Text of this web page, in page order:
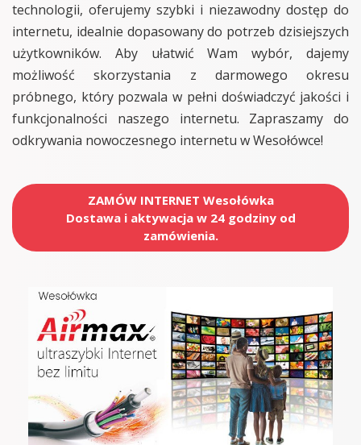
technologii, oferujemy szybki i niezawodny dostęp do
internetu, idealnie dopasowany do potrzeb dzisiejszych
użytkowników. Aby ułatwić Wam wybór, dajemy
możliwość skorzystania z darmowego okresu
próbnego, który pozwala w pełni doświadczyć jakości i
funkcjonalności naszego internetu. Zapraszamy do
odkrywania nowoczesnego internetu w Wesołówce!
ZAMÓW INTERNET Wesołówka
Dostawa i aktywacja w 24 godziny od
zamówienia.